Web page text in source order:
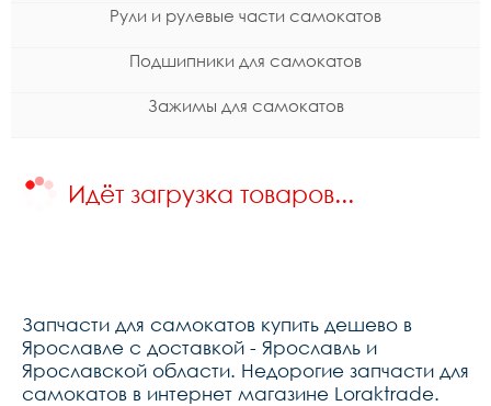
Рули и рулевые части самокатов
Подшипники для самокатов
Зажимы для самокатов
Идёт загрузка товаров...
Запчасти для самокатов купить дешево в
Ярославле с доставкой - Ярославль и
Ярославской области. Недорогие запчасти для
самокатов в интернет магазине Loraktrade.